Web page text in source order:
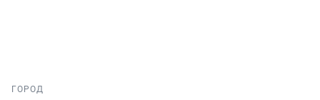
ГОРОД